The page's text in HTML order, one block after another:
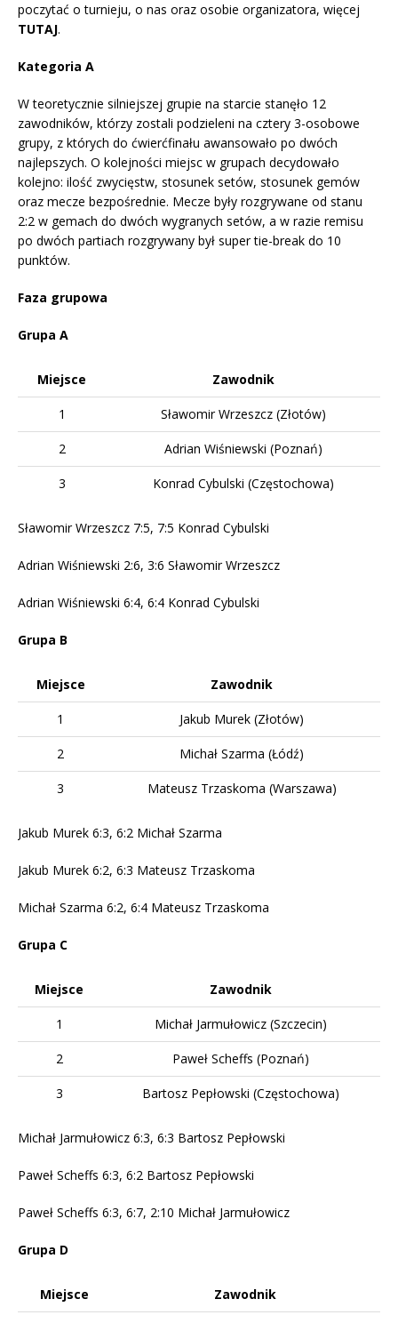
poczytać o turnieju, o nas oraz osobie organizatora, więcej
TUTAJ.
Kategoria A
W teoretycznie silniejszej grupie na starcie stanęło 12
zawodników, którzy zostali podzieleni na cztery 3-osobowe
grupy, z których do ćwierćfinału awansowało po dwóch
najlepszych. O kolejności miejsc w grupach decydowało
kolejno: ilość zwycięstw, stosunek setów, stosunek gemów
oraz mecze bezpośrednie. Mecze były rozgrywane od stanu
2:2 w gemach do dwóch wygranych setów, a w razie remisu
po dwóch partiach rozgrywany był super tie-break do 10
punktów.
Faza grupowa
Grupa A
Miejsce Zawodnik
1 Sławomir Wrzeszcz (Złotów)
2 Adrian Wiśniewski (Poznań)
3 Konrad Cybulski (Częstochowa)
Sławomir Wrzeszcz 7:5, 7:5 Konrad Cybulski
Adrian Wiśniewski 2:6, 3:6 Sławomir Wrzeszcz
Adrian Wiśniewski 6:4, 6:4 Konrad Cybulski
Grupa B
Miejsce Zawodnik
1 Jakub Murek (Złotów)
2 Michał Szarma (Łódź)
3 Mateusz Trzaskoma (Warszawa)
Jakub Murek 6:3, 6:2 Michał Szarma
Jakub Murek 6:2, 6:3 Mateusz Trzaskoma
Michał Szarma 6:2, 6:4 Mateusz Trzaskoma
Grupa C
Miejsce Zawodnik
1 Michał Jarmułowicz (Szczecin)
2 Paweł Scheffs (Poznań)
3 Bartosz Pepłowski (Częstochowa)
Michał Jarmułowicz 6:3, 6:3 Bartosz Pepłowski
Paweł Scheffs 6:3, 6:2 Bartosz Pepłowski
Paweł Scheffs 6:3, 6:7, 2:10 Michał Jarmułowicz
Grupa D
Miejsce Zawodnik